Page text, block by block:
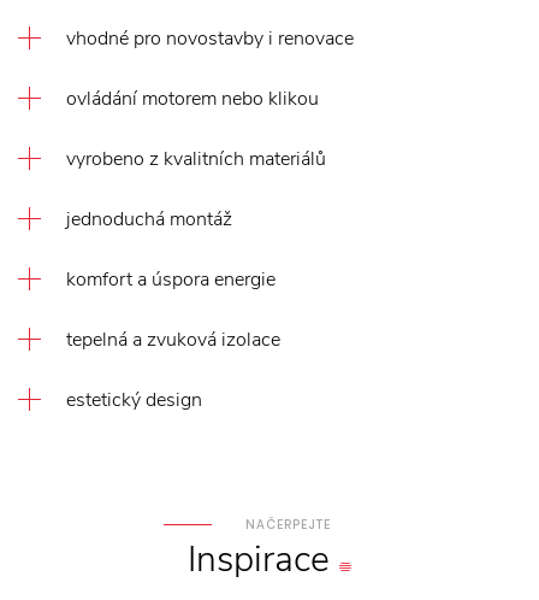
vhodné pro novostavby i renovace
ovládání motorem nebo klikou
vyrobeno z kvalitních materiálů
jednoduchá montáž
komfort a úspora energie
tepelná a zvuková izolace
estetický design
NAČERPEJTE
Inspirace